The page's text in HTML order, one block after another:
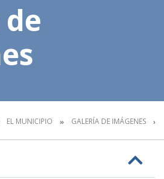
EL MUNICIPIO GALERÍA DE IMÁGENES